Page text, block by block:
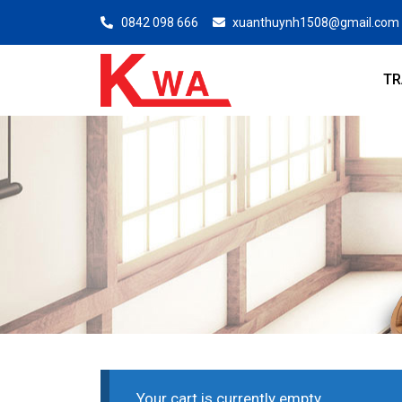
0842 098 666 xuanthuynh1508@gmail.com